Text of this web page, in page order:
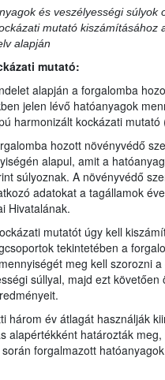
és veszélyességi súlyok
mutató kiszámításához
alapján
mutató:
alapján a forgalomba
jelen lévő hatóanyagok
harmonizált kockázati mutató
hozott növényvédő
alapul, amit a
súlyoznak. A növényvédő
adatokat a tagállamok
Hivatalának.
mutatót úgy kell
tekintetében a
meg kell szorozni
súllyal, majd ezt követően
három év átlagát használják
alapértékként határozták
forgalmazott